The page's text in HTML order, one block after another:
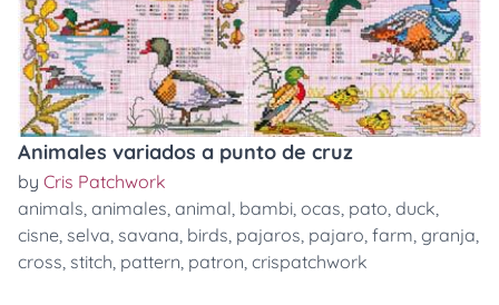
Animales variados a punto de cruz
by Cris Patchwork
animals, animales, animal, bambi, ocas, pato, duck,
cisne, selva, savana, birds, pajaros, pajaro, farm, granja,
cross, stitch, pattern, patron, crispatchwork